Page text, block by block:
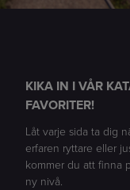
KIKA IN I VÅR
FAVORITER!
Låt varje sida ta dig
erfaren ryttare eller
kommer du att finna
ny nivå.